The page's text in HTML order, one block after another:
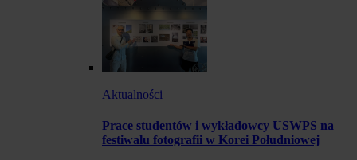
Aktualności
Prace studentów i wykładowcy USWPS na
festiwalu fotografii w Korei Południowej